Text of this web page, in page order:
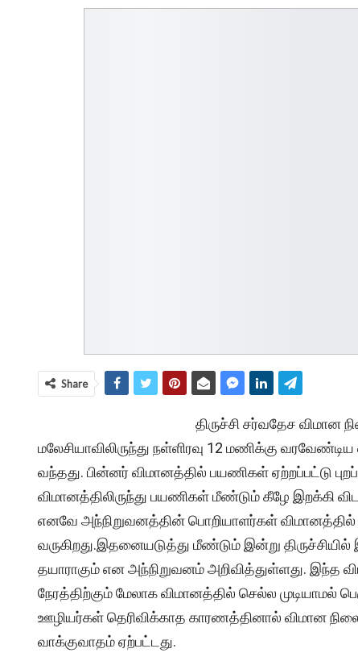
Share
திருச்சி சர்வதேச விமான
மலேசியாவிலிருந்து நள்ளிரவு 12 மணிக்கு
வந்தது. பின்னர் விமானத்தில் பயணிகள் ஏற்றப்பட்டு
விமானத்திலிருந்து பயணிகள் மீண்டும் கீழே இறக்கி
எனவே அந்நிறுவனத்தின் பொறியாளர்கள் விமானத்தில்
வருகிறது.இதனையடுத்து மீண்டும் இன்று
தயாராகும் என அந்நிறுவனம் அறிவித்துள்ளது. இந்த
நேரத்திற்கும் மேலாக விமானத்தில் செல்ல
ஊழியர்கள் தெரிவிக்காத காரணத்தினால் விமான
வாக்குவாதம் ஏற்பட்டது.